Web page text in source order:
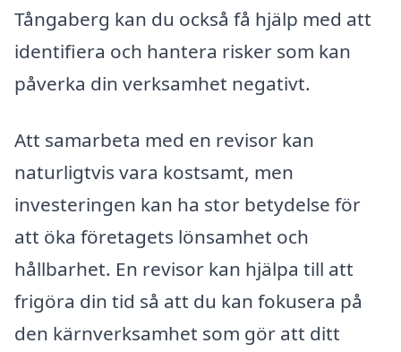
Tångaberg kan du också få hjälp med att
identifiera och hantera risker som kan
påverka din verksamhet negativt.
Att samarbeta med en revisor kan
naturligtvis vara kostsamt, men
investeringen kan ha stor betydelse för
att öka företagets lönsamhet och
hållbarhet. En revisor kan hjälpa till att
frigöra din tid så att du kan fokusera på
den kärnverksamhet som gör att ditt